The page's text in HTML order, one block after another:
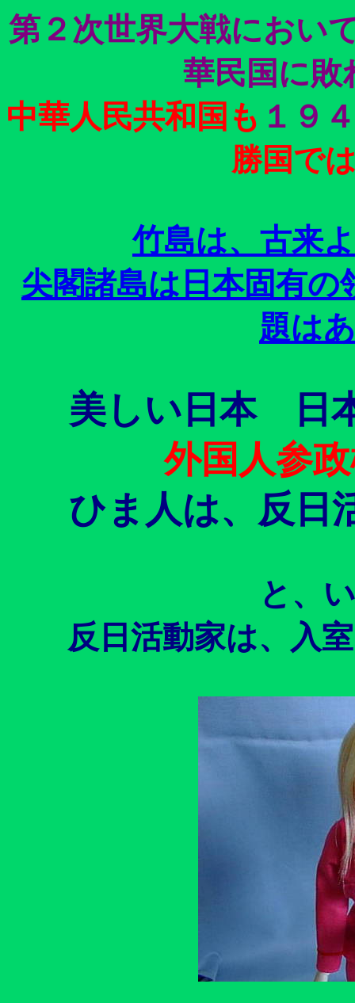
第２次世界大戦におい
華民国に敗
中華人民共和国も １９
勝国で
竹島は、古来
尖閣諸島は日本固有
題は
美しい日本 日
外国人参
ひま人は、反日
と、
反日活動家は、入